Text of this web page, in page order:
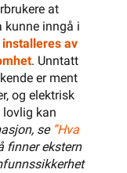
at
kunne inngå i
av
. Unntatt
er ment
og elektrisk
lovlig kan
se ”Hva
finner ekstern